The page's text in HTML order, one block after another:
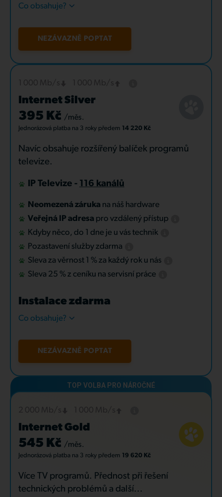
Co obsahuje?
NEZÁVAZNĚ POPTAT
Internet Silver
395 Kč /měs.
Jednorázová platba na 3 roky předem 14 220 Kč
Navíc obsahuje rozšířený balíček programů
televize.
IP Televize - 116 kanálů
Neomezená záruka na náš hardware
Veřejná IP adresa pro vzdálený přístup
Kdyby něco, do 1 dne je u vás technik
Pozastavení služby zdarma
Sleva za věrnost 1 % za každý rok u nás
Sleva 25 % z ceníku na servisní práce
Instalace zdarma
Co obsahuje?
NEZÁVAZNĚ POPTAT
Internet Gold
545 Kč /měs.
Jednorázová platba na 3 roky předem 19 620 Kč
Více TV programů. Přednost při řešení
technických problémů a další...